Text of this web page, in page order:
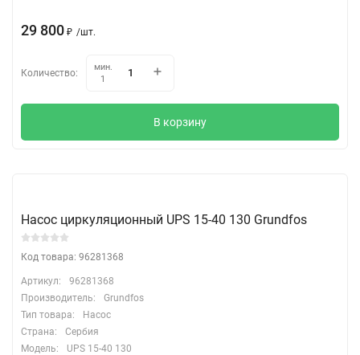
29 800 ₽ /шт.
Количество:
мин.
1
В корзину
Насос циркуляционный UPS 15-40 130 Grundfos
Код товара: 96281368
Артикул:
96281368
Производитель:
Grundfos
Тип товара:
Насос
Страна:
Сербия
Модель:
UPS 15-40 130